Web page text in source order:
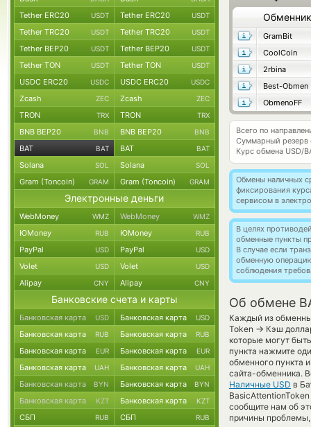
Обменник
GramBit
CoolCoin
2rbina
Best-Obmen
ObmenoFF
Всего по
Суммарный резерв
Курс обмена USD/
Обмены наличных
фиксирования
сервисом в
В целях
обменные пункты
В случае если
обменную
соблюдения
Об обмене
Каждый из
Token → Кэш
которые могут
пункта нажмите
обменного пункта
сайта-обменника.
Наличные USD в
сообщите нам об
причины
Tether ERC20 USDT Tether ERC20 USDT
Tether TRC20 USDT Tether TRC20 USDT
Tether BEP20 USDT Tether BEP20 USDT
Tether TON USDT Tether TON USDT
USDC ERC20 USDC USDC ERC20 USDC
Zcash ZEC Zcash ZEC
TRON TRX TRON TRX
BNB BEP20 BNB BNB BEP20 BNB
BAT BAT BAT BAT
Solana SOL Solana SOL
Gram (Toncoin) GRAM Gram (Toncoin) GRAM
Электронные деньги
WebMoney WMZ WebMoney WMZ
ЮMoney RUB ЮMoney RUB
PayPal USD PayPal USD
Volet USD Volet USD
Alipay CNY Alipay CNY
Банковские счета и карты
Банковская карта USD Банковская карта USD
Банковская карта RUB Банковская карта RUB
Банковская карта EUR Банковская карта EUR
Банковская карта UAH Банковская карта UAH
Банковская карта BYN Банковская карта BYN
Банковская карта KZT Банковская карта KZT
СБП RUB СБП RUB